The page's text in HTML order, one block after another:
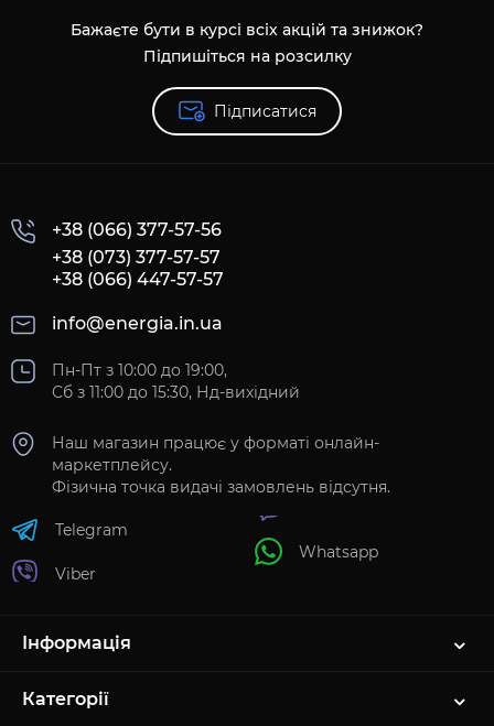
Бажаєте бути в курсі всіх акцій та знижок?
Підпишіться на розсилку
Підписатися
+38 (066) 377-57-56
+38 (073) 377-57-57
+38 (066) 447-57-57
info@energia.in.ua
Пн-Пт з 10:00 до 19:00,
Сб з 11:00 до 15:30, Нд-вихідний
Наш магазин працює у форматі онлайн-
маркетплейсу.
Фізична точка видачі замовлень відсутня.
Telegram
Viber
Whatsapp
Інформація
Категорії